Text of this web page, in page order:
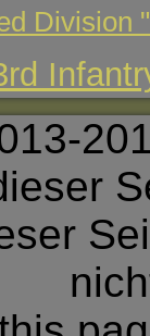
Division